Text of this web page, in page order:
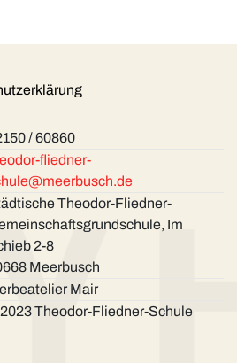
/ 60860
fliedner-
Theodor-Fliedner-
Im
2-8
Meerbusch
Mair
Theodor-Fliedner-Schule